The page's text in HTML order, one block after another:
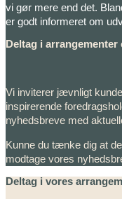
vi gør mere end det.
er godt informeret om
Deltag i
Vi inviterer jævnligt
inspirerende
nyhedsbreve med
Kunne du tænke dig at
modtage vores
Deltag i vores